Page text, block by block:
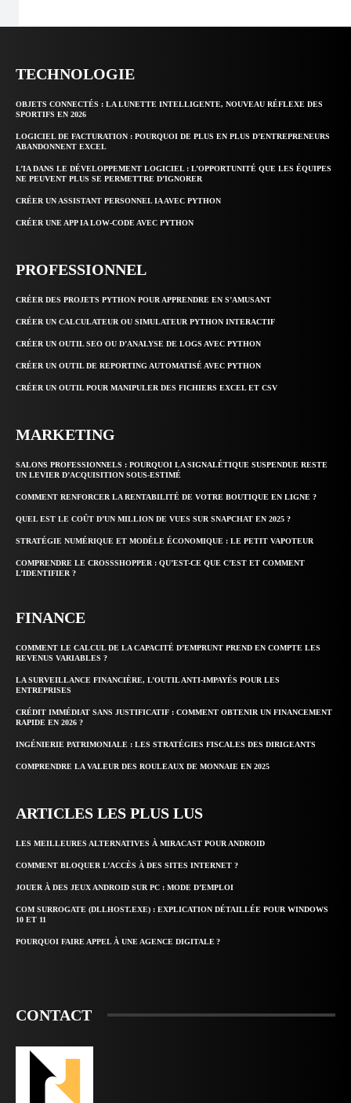
TECHNOLOGIE
OBJETS CONNECTÉS : LA LUNETTE INTELLIGENTE, NOUVEAU RÉFLEXE DES
SPORTIFS EN 2026
LOGICIEL DE FACTURATION : POURQUOI DE PLUS EN PLUS D’ENTREPRENEURS
ABANDONNENT EXCEL
L’IA DANS LE DÉVELOPPEMENT LOGICIEL : L’OPPORTUNITÉ QUE LES ÉQUIPES
NE PEUVENT PLUS SE PERMETTRE D’IGNORER
CRÉER UN ASSISTANT PERSONNEL IA AVEC PYTHON
CRÉER UNE APP IA LOW-CODE AVEC PYTHON
PROFESSIONNEL
CRÉER DES PROJETS PYTHON POUR APPRENDRE EN S’AMUSANT
CRÉER UN CALCULATEUR OU SIMULATEUR PYTHON INTERACTIF
CRÉER UN OUTIL SEO OU D’ANALYSE DE LOGS AVEC PYTHON
CRÉER UN OUTIL DE REPORTING AUTOMATISÉ AVEC PYTHON
CRÉER UN OUTIL POUR MANIPULER DES FICHIERS EXCEL ET CSV
MARKETING
SALONS PROFESSIONNELS : POURQUOI LA SIGNALÉTIQUE SUSPENDUE RESTE
UN LEVIER D’ACQUISITION SOUS-ESTIMÉ
COMMENT RENFORCER LA RENTABILITÉ DE VOTRE BOUTIQUE EN LIGNE ?
QUEL EST LE COÛT D’UN MILLION DE VUES SUR SNAPCHAT EN 2025 ?
STRATÉGIE NUMÉRIQUE ET MODÈLE ÉCONOMIQUE : LE PETIT VAPOTEUR
COMPRENDRE LE CROSSSHOPPER : QU’EST-CE QUE C’EST ET COMMENT
L’IDENTIFIER ?
FINANCE
COMMENT LE CALCUL DE LA CAPACITÉ D’EMPRUNT PREND EN COMPTE LES
REVENUS VARIABLES ?
LA SURVEILLANCE FINANCIÈRE, L’OUTIL ANTI-IMPAYÉS POUR LES
ENTREPRISES
CRÉDIT IMMÉDIAT SANS JUSTIFICATIF : COMMENT OBTENIR UN FINANCEMENT
RAPIDE EN 2026 ?
INGÉNIERIE PATRIMONIALE : LES STRATÉGIES FISCALES DES DIRIGEANTS
COMPRENDRE LA VALEUR DES ROULEAUX DE MONNAIE EN 2025
ARTICLES LES PLUS LUS
LES MEILLEURES ALTERNATIVES À MIRACAST POUR ANDROID
COMMENT BLOQUER L’ACCÈS À DES SITES INTERNET ?
JOUER À DES JEUX ANDROID SUR PC : MODE D’EMPLOI
COM SURROGATE (DLLHOST.EXE) : EXPLICATION DÉTAILLÉE POUR WINDOWS
10 ET 11
POURQUOI FAIRE APPEL À UNE AGENCE DIGITALE ?
CONTACT